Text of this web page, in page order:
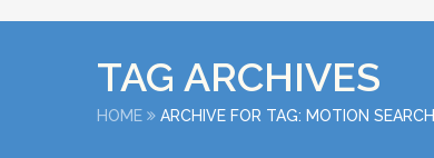
TAG ARCHIVES
HOME ARCHIVE FOR TAG: MOTION SEARCH